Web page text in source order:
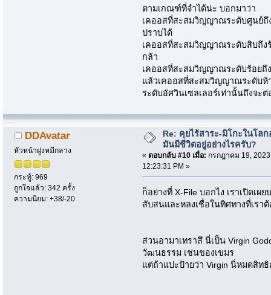
ตามเกณฑ์ที่จำได้น่ะ บอกมาว่า
เคออสที่สะสมวิญญาณระดับศูนย์ถึ
ปราบได้
เคออสที่สะสมวิญญาณระดับสิบถึ
กล้า
เคออสที่สะสมวิญญาณระดับร้อยถึ
แล้วเคออสที่สะสมวิญญาณระดับห้
ระดับอัศวินเซลเลอร์เท่านั้นถึงจะต่
DDAvatar
หัวหน้าฝูงหมีกลาง
กระทู้: 969
ถูกใจแล้ว: 342 ครั้ง
ความนิยม: +38/-20
Re: คุยไร้สาระ-มิโกะในโลก
มันมีชีวิตอยู่อย่างไรครับ?
« ตอบกลับ #10 เมื่อ: กรกฎาคม 19,
12:23:31 PM »
ก็อย่างที่ X-File บอกไง เราเปิดเ
สับสนและหลงเชื่อในทิศทางที่เราต้
ส่วนอามาเทราสึ นี่เป็น Virgin
วัฒนธรรม เช่นของเขมร
แต่ถ้าแปะป้ายว่า Virgin นี่หมดสิท